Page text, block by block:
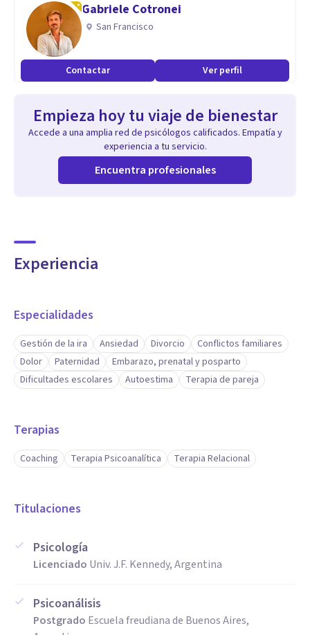
Gabriele Cotronei
San Francisco
Contactar Ver perfil
Empieza hoy tu viaje de bienestar
Accede a una amplia red de psicólogos calificados. Empatía y
experiencia a tu servicio.
Encuentra profesionales
Experiencia
Especialidades
Gestión de la ira Ansiedad Divorcio
Conflictos familiares
Dolor
Paternidad
Embarazo, prenatal y posparto
Dificultades escolares
Autoestima Terapia de pareja
Terapias
Coaching Terapia Psicoanalítica Terapia Relacional
Titulaciones
Psicología
Licenciado Univ. J.F. Kennedy, Argentina
Psicoanálisis
Postgrado Escuela freudiana de Buenos Aires,